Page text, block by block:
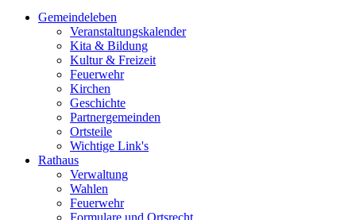
Gemeindeleben
Veranstaltungskalender
Kita & Bildung
Kultur & Freizeit
Feuerwehr
Kirchen
Geschichte
Partnergemeinden
Ortsteile
Wichtige Link's
Rathaus
Verwaltung
Wahlen
Feuerwehr
Formulare und Ortsrecht